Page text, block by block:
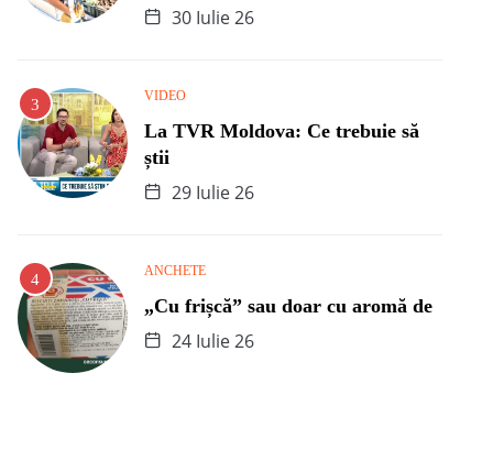
30 Iulie 26
VIDEO
La TVR Moldova: Ce trebuie să
știi
29 Iulie 26
ANCHETE
„Cu frișcă” sau doar cu aromă de
24 Iulie 26